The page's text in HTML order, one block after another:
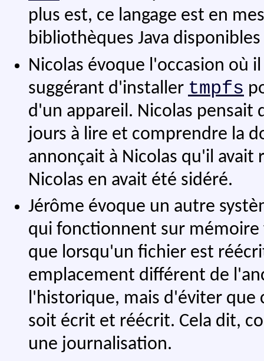
plus est, ce langage est en
bibliothèques Java
Nicolas évoque l'occasion où
suggérant d'installer tmpfs
d'un appareil. Nicolas pensait
jours à lire et comprendre la
annonçait à Nicolas qu'il avait
Nicolas en avait été sidéré.
Jérôme évoque un autre
qui fonctionnent sur
que lorsqu'un fichier est
emplacement différent de
l'historique, mais d'éviter que
soit écrit et réécrit. Cela dit,
une journalisation.